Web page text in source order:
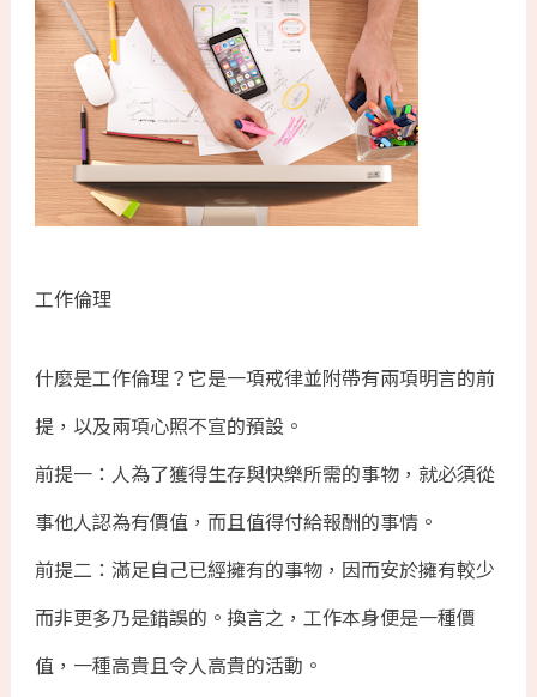
工作倫理
什麼是工作倫理？它是一項戒律並附帶有兩項明言的前
提，以及兩項心照不宣的預設。
前提一：人為了獲得生存與快樂所需的事物，就必須從
事他人認為有價值，而且值得付給報酬的事情。
前提二：滿足自己已經擁有的事物，因而安於擁有較少
而非更多乃是錯誤的。換言之，工作本身便是一種價
值，一種高貴且令人高貴的活動。